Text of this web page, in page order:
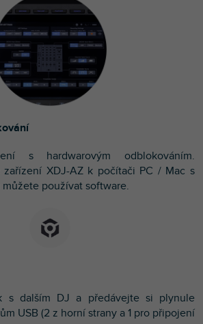
s hardwarovým odblokováním.
XDJ-AZ k počítači PC / Mac s
používat software.
s dalším DJ a předávejte si plynule
USB (2 z horní strany a 1 pro připojení